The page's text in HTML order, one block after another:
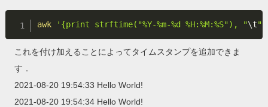
awk '{print strftime("%Y-%m-%d %H:%M:%S"), "\t"
これを付け加えることによってタイムスタンプを追加できま
す．
2021-08-20 19:54:33 Hello World!
2021-08-20 19:54:34 Hello World!